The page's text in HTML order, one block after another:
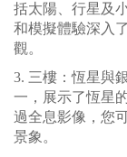
括太陽、行星及
和模擬體驗深入
觀。
3. 三樓：恆星與
一，展示了恆星
過全息影像，您
景象。